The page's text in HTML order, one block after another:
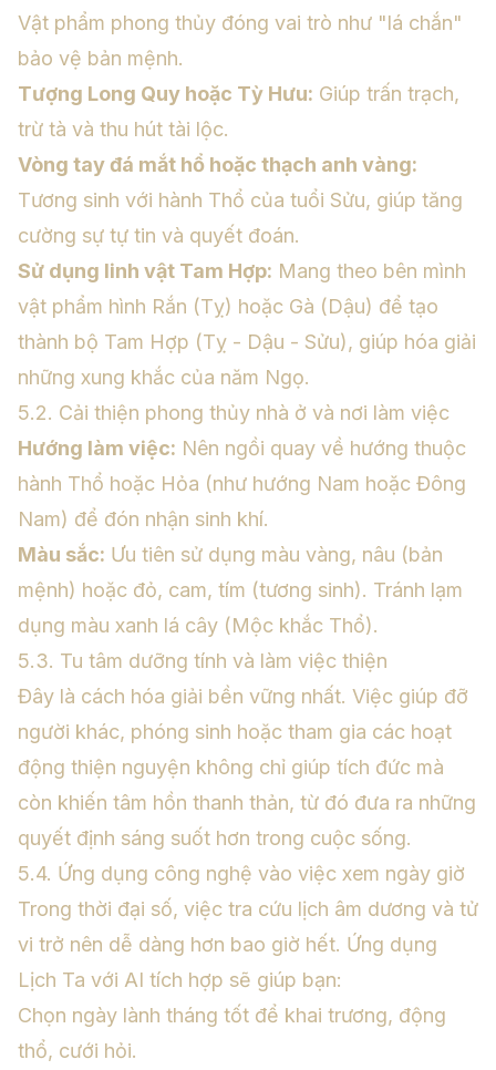
Vật phẩm phong thủy đóng vai trò như "lá chắn"
bảo vệ bản mệnh.
Tượng Long Quy hoặc Tỳ Hưu: Giúp trấn trạch,
trừ tà và thu hút tài lộc.
Vòng tay đá mắt hổ hoặc thạch anh vàng:
Tương sinh với hành Thổ của tuổi Sửu, giúp tăng
cường sự tự tin và quyết đoán.
Sử dụng linh vật Tam Hợp: Mang theo bên mình
vật phẩm hình Rắn (Tỵ) hoặc Gà (Dậu) để tạo
thành bộ Tam Hợp (Tỵ - Dậu - Sửu), giúp hóa giải
những xung khắc của năm Ngọ.
5.2. Cải thiện phong thủy nhà ở và nơi làm việc
Hướng làm việc: Nên ngồi quay về hướng thuộc
hành Thổ hoặc Hỏa (như hướng Nam hoặc Đông
Nam) để đón nhận sinh khí.
Màu sắc: Ưu tiên sử dụng màu vàng, nâu (bản
mệnh) hoặc đỏ, cam, tím (tương sinh). Tránh lạm
dụng màu xanh lá cây (Mộc khắc Thổ).
5.3. Tu tâm dưỡng tính và làm việc thiện
Đây là cách hóa giải bền vững nhất. Việc giúp đỡ
người khác, phóng sinh hoặc tham gia các hoạt
động thiện nguyện không chỉ giúp tích đức mà
còn khiến tâm hồn thanh thản, từ đó đưa ra những
quyết định sáng suốt hơn trong cuộc sống.
5.4. Ứng dụng công nghệ vào việc xem ngày giờ
Trong thời đại số, việc tra cứu lịch âm dương và tử
vi trở nên dễ dàng hơn bao giờ hết. Ứng dụng
Lịch Ta với AI tích hợp sẽ giúp bạn:
Chọn ngày lành tháng tốt để khai trương, động
thổ, cưới hỏi.